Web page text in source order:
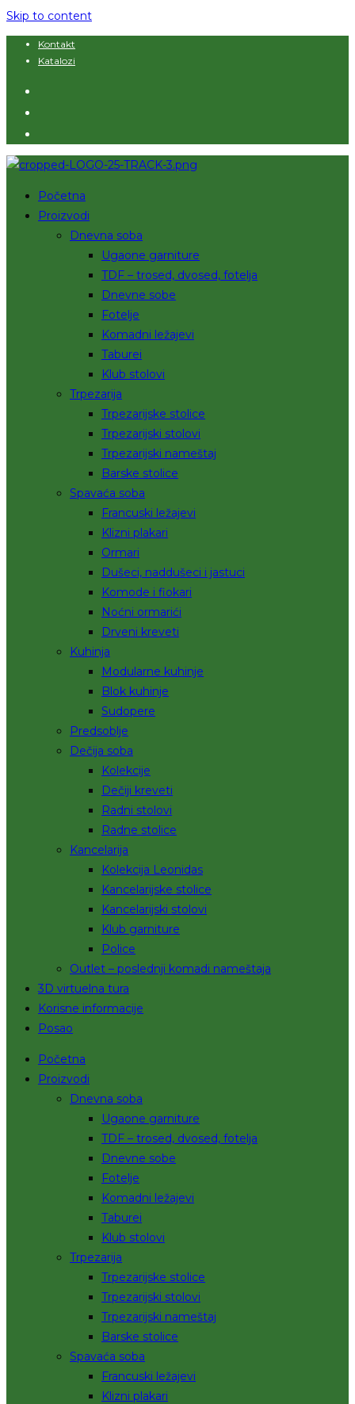
Skip to content
Kontakt
Katalozi
Početna
Proizvodi
Dnevna soba
Ugaone garniture
TDF – trosed, dvosed, fotelja
Dnevne sobe
Fotelje
Komadni ležajevi
Taburei
Klub stolovi
Trpezarija
Trpezarijske stolice
Trpezarijski stolovi
Trpezarijski nameštaj
Barske stolice
Spavaća soba
Francuski ležajevi
Klizni plakari
Ormari
Dušeci, naddušeci i jastuci
Komode i fiokari
Noćni ormarići
Drveni kreveti
Kuhinja
Modularne kuhinje
Blok kuhinje
Sudopere
Predsoblje
Dečija soba
Kolekcije
Dečiji kreveti
Radni stolovi
Radne stolice
Kancelarija
Kolekcija Leonidas
Kancelarijske stolice
Kancelarijski stolovi
Klub garniture
Police
Outlet – poslednji komadi nameštaja
3D virtuelna tura
Korisne informacije
Posao
Početna
Proizvodi
Dnevna soba
Ugaone garniture
TDF – trosed, dvosed, fotelja
Dnevne sobe
Fotelje
Komadni ležajevi
Taburei
Klub stolovi
Trpezarija
Trpezarijske stolice
Trpezarijski stolovi
Trpezarijski nameštaj
Barske stolice
Spavaća soba
Francuski ležajevi
Klizni plakari